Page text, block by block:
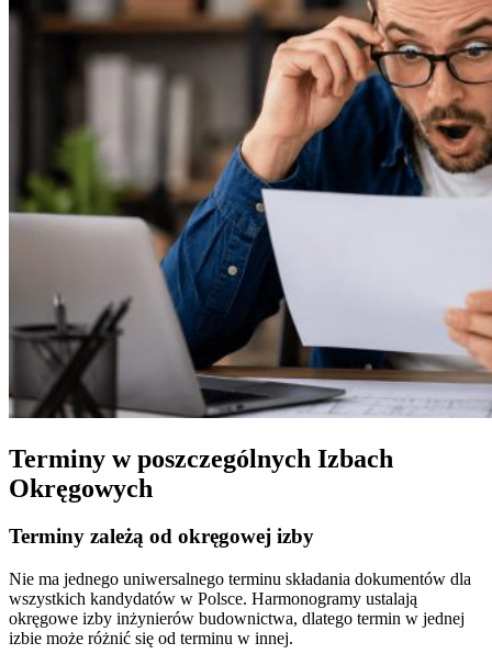
Terminy w poszczególnych Izbach
Okręgowych
Terminy zależą od okręgowej izby
Nie ma jednego uniwersalnego terminu składania dokumentów dla
wszystkich kandydatów w Polsce. Harmonogramy ustalają
okręgowe izby inżynierów budownictwa, dlatego termin w jednej
izbie może różnić się od terminu w innej.